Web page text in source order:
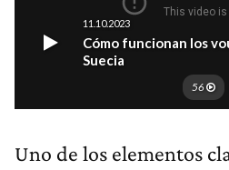
Uno de los elementos